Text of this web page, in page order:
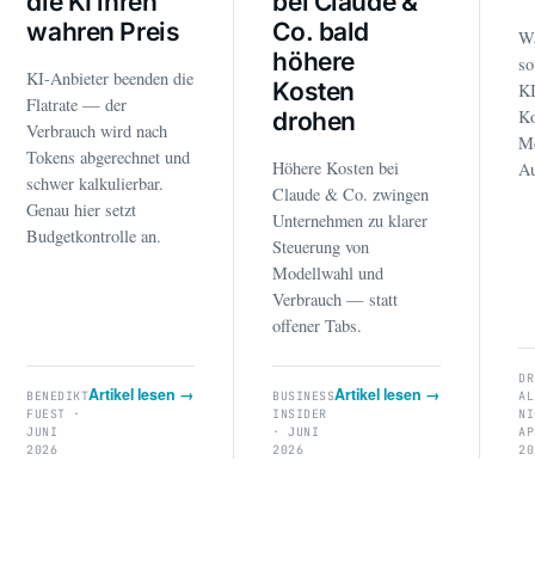
wahren Preis
KI-Anbieter beenden die
Flatrate — der
Verbrauch wird nach
Tokens abgerechnet und
schwer kalkulierbar.
Genau hier setzt
Budgetkontrolle an.
BENEDIKT
FUEST ·
JUNI
2026
Artikel lesen →
Co. bald
höhere
Kosten
drohen
Höhere Kosten bei
Claude & Co. zwingen
Unternehmen zu klarer
Steuerung von
Modellwahl und
Verbrauch — statt
offener Tabs.
BUSINESS
INSIDER
· JUNI
2026
Artikel lesen →